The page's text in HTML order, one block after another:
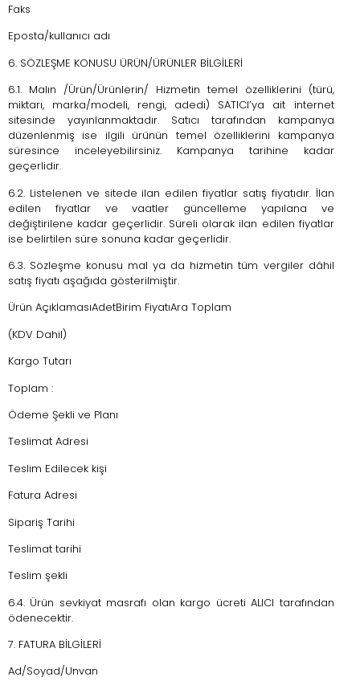
Faks
Eposta/kullanıcı adı
6. SÖZLEŞME KONUSU ÜRÜN/ÜRÜNLER BİLGİLERİ
6.1. Malın /Ürün/Ürünlerin/ Hizmetin temel özelliklerini (türü,
miktarı, marka/modeli, rengi, adedi) SATICI’ya ait internet
sitesinde yayınlanmaktadır. Satıcı tarafından kampanya
düzenlenmiş ise ilgili ürünün temel özelliklerini kampanya
süresince inceleyebilirsiniz. Kampanya tarihine kadar
geçerlidir.
6.2. Listelenen ve sitede ilan edilen fiyatlar satış fiyatıdır. İlan
edilen fiyatlar ve vaatler güncelleme yapılana ve
değiştirilene kadar geçerlidir. Süreli olarak ilan edilen fiyatlar
ise belirtilen süre sonuna kadar geçerlidir.
6.3. Sözleşme konusu mal ya da hizmetin tüm vergiler dâhil
satış fiyatı aşağıda gösterilmiştir.
Ürün AçıklamasıAdetBirim FiyatıAra Toplam
(KDV Dahil)
Kargo Tutarı
Toplam :
Ödeme Şekli ve Planı
Teslimat Adresi
Teslim Edilecek kişi
Fatura Adresi
Sipariş Tarihi
Teslimat tarihi
Teslim şekli
6.4. Ürün sevkiyat masrafı olan kargo ücreti ALICI tarafından
ödenecektir.
7. FATURA BİLGİLERİ
Ad/Soyad/Unvan